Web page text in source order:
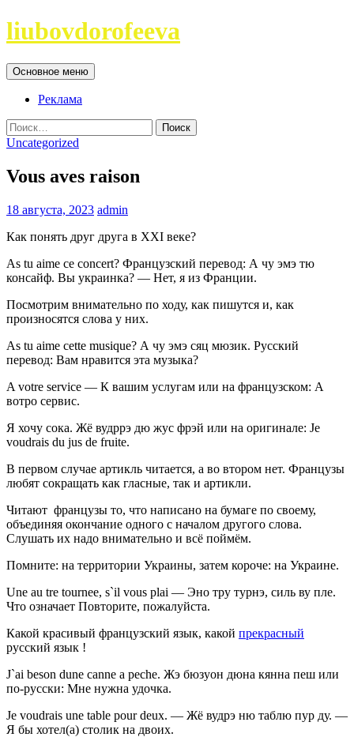
Перейти
к
liubovdorofeeva
Поиск
Основное меню
Реклама
Найти:
Uncategorized
Vous aves raison
18 августа, 2023 admin
Как понять друг друга в XXI веке?
As tu aime ce concert? Французский перевод: А чу эмэ тю
консайф. Вы украинка? — Нет, я из Франции.
Посмотрим внимательно по ходу, как пишутся и, как
произносятся слова у них.
As tu aime cette musique? А чу эмэ сяц мюзик. Русский
перевод: Вам нравится эта музыка?
A votre service — К вашим услугам или на французском: А
вотро сервис.
Я хочу сока. Жё вудррэ дю жус фрэй или на оригинале: Je
voudrais du jus de fruite.
В первом случае артикль читается, а во втором нет. Французы
любят сокращать как гласные, так и артикли.
Читают французы то, что написано на бумаге по своему,
объединяя окончание одного с началом другого слова.
Слушать их надо внимательно и всё поймём.
Помните: на территории Украины, затем короче: на Украине.
Une au tre tournee, s`il vous plai — Эно тру турнэ, силь ву пле.
Что означает Повторите, пожалуйста.
Какой красивый французский язык, какой прекрасный
русский язык !
J`ai beson dune canne a peche. Жэ бюзуон дюна кянна пеш или
по-русски: Мне нужна удочка.
Je voudrais une table pour deux. — Жё вудрэ ню таблю пур ду. —
Я бы хотел(а) столик на двоих.